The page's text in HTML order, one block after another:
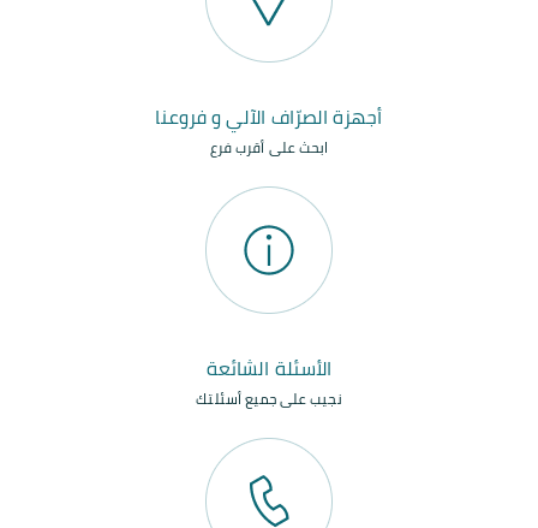
أجهزة الصرّاف الآلي و فروعنا
ابحث على أقرب فرع
الأسئلة الشائعة
نجيب على جميع أسئلتك